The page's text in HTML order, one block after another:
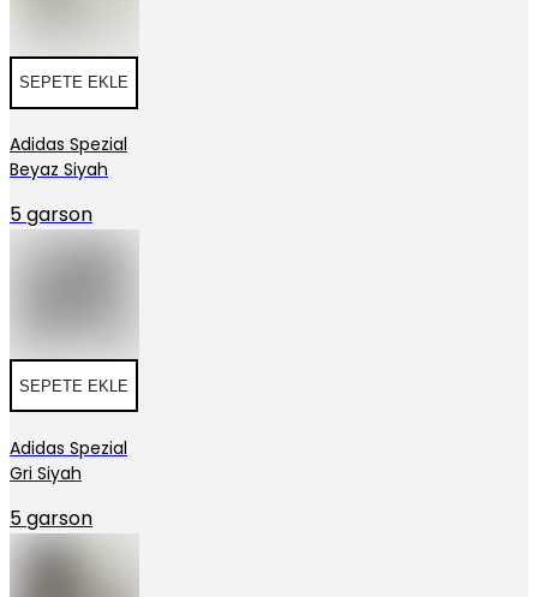
SEPETE EKLE
Adidas Spezial
Beyaz Siyah
5 garson
SEPETE EKLE
Adidas Spezial
Gri Siyah
5 garson